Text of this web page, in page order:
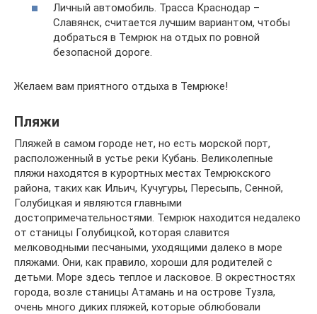
Личный автомобиль. Трасса Краснодар –
Славянск, считается лучшим вариантом, чтобы
добраться в Темрюк на отдых по ровной
безопасной дороге.
Желаем вам приятного отдыха в Темрюке!
Пляжи
Пляжей в самом городе нет, но есть морской порт,
расположенный в устье реки Кубань. Великолепные
пляжи находятся в курортных местах Темрюкского
района, таких как Ильич, Кучугуры, Пересыпь, Сенной,
Голубицкая и являются главными
достопримечательностями. Темрюк находится недалеко
от станицы Голубицкой, которая славится
мелководными песчаными, уходящими далеко в море
пляжами. Они, как правило, хороши для родителей с
детьми. Море здесь теплое и ласковое. В окрестностях
города, возле станицы Атамань и на острове Тузла,
очень много диких пляжей, которые облюбовали